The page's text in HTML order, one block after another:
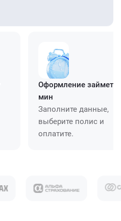
Оформление займет
мин
Заполните данные,
выберите полис и
оплатите.